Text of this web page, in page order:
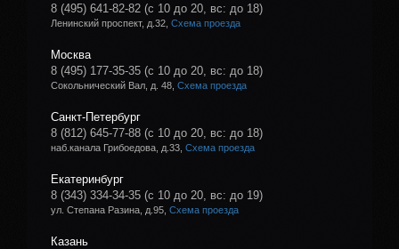
8 (495) 641-82-82 (с 10 до 20, вс: до 18)
Ленинский проспект, д.32, Схема проезда
Москва
8 (495) 177-35-35 (с 10 до 20, вс: до 18)
Сокольнический Вал, д. 48, Схема проезда
Санкт-Петербург
8 (812) 645-77-88 (с 10 до 20, вс: до 18)
наб.канала Грибоедова, д.33, Схема проезда
Екатеринбург
8 (343) 334-34-35 (с 10 до 20, вс: до 19)
ул. Степана Разина, д.95, Схема проезда
Казань